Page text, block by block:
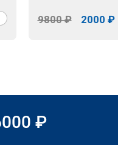
9800 ₽ 2000 ₽
₽